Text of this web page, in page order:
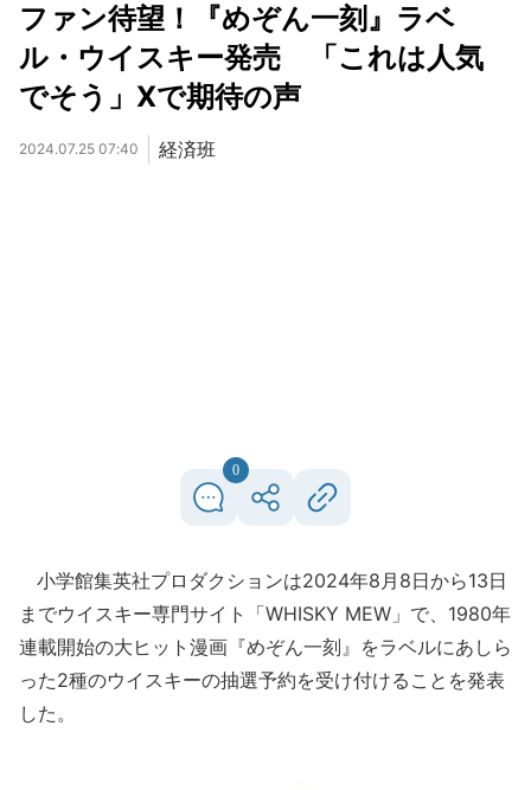
ファン待望！『めぞん一刻』ラベ
ル・ウイスキー発売 「これは人気
でそう」Xで期待の声
2024.07.25 07:40 経済班
0
小学館集英社プロダクションは2024年8月8日から13日
までウイスキー専門サイト「WHISKY MEW」で、1980年
連載開始の大ヒット漫画『めぞん一刻』をラベルにあしら
った2種のウイスキーの抽選予約を受け付けることを発表
した。